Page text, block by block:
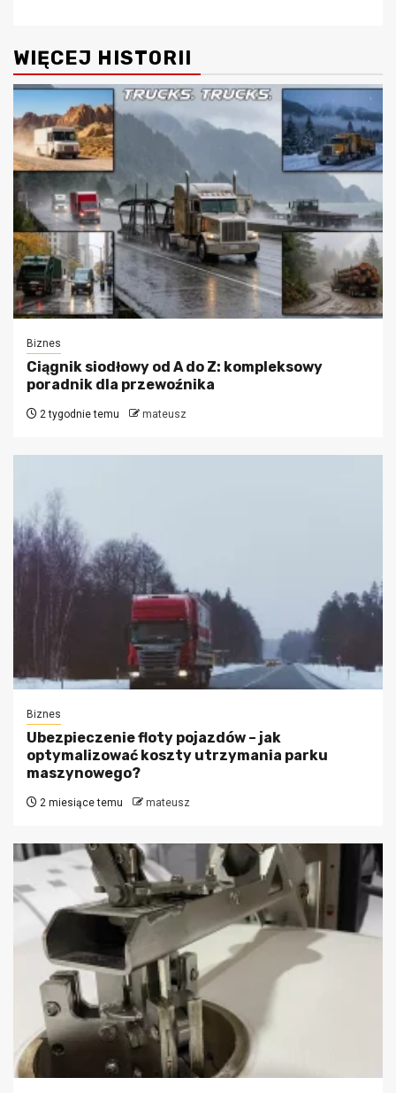
WIĘCEJ HISTORII
Biznes
Ciągnik siodłowy od A do Z: kompleksowy
poradnik dla przewoźnika
2 tygodnie temu mateusz
Biznes
Ubezpieczenie floty pojazdów – jak
optymalizować koszty utrzymania parku
maszynowego?
2 miesiące temu mateusz